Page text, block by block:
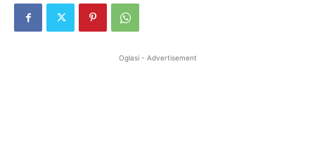
Oglasi - Advertisement